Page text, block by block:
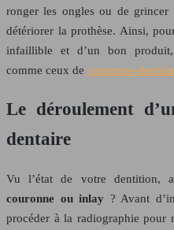
ronger les ongles ou de grincer
détériorer la prothèse. Ainsi,
infaillible et d’un bon
comme ceux de couronne-
Le déroulement
dentaire
Vu l’état de votre dentition,
couronne ou inlay ? Avant
procéder à la radiographie pour